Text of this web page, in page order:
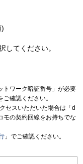
)
してください。
トワーク暗証番号」が必要
ご確認ください。
セスいただいた場合は「d
モの契約回線をお持ちでな
」でご確認ください。